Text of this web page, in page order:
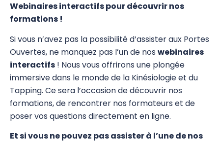
Webinaires interactifs pour découvrir nos
formations !
Si vous n’avez pas la possibilité d’assister aux Portes
Ouvertes, ne manquez pas l’un de nos webinaires
interactifs ! Nous vous offrirons une plongée
immersive dans le monde de la Kinésiologie et du
Tapping. Ce sera l’occasion de découvrir nos
formations, de rencontrer nos formateurs et de
poser vos questions directement en ligne.
Et si vous ne pouvez pas assister à l’une de nos